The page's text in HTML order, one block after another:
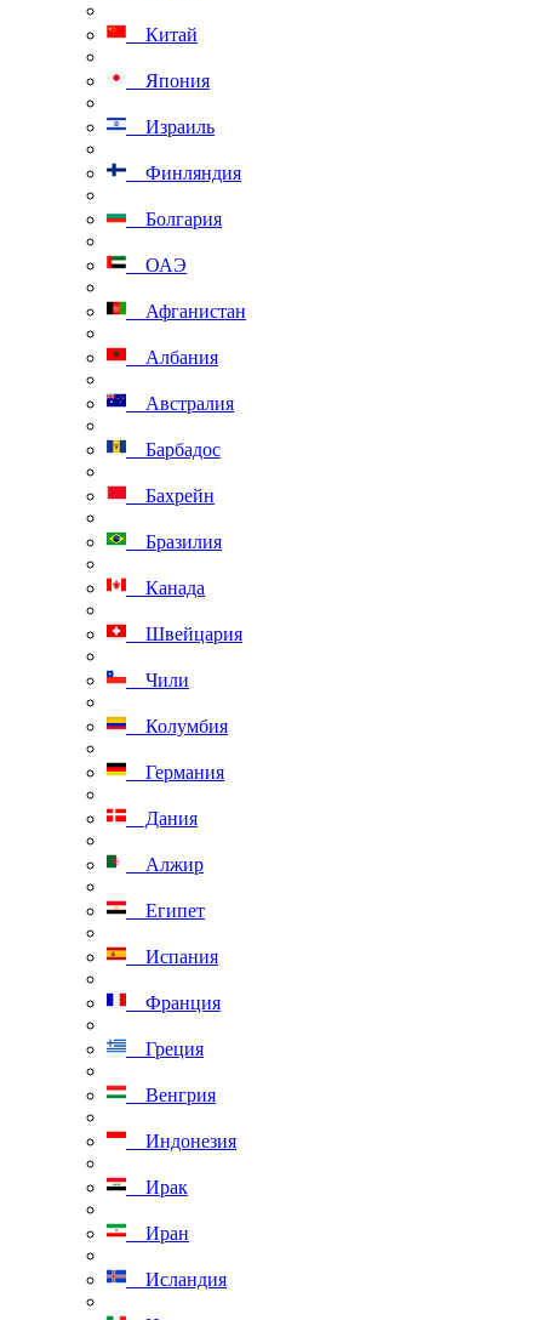
Китай
Япония
Израиль
Финляндия
Болгария
ОАЭ
Афганистан
Албания
Австралия
Барбадос
Бахрейн
Бразилия
Канада
Швейцария
Чили
Колумбия
Германия
Дания
Алжир
Египет
Испания
Франция
Греция
Венгрия
Индонезия
Ирак
Иран
Исландия